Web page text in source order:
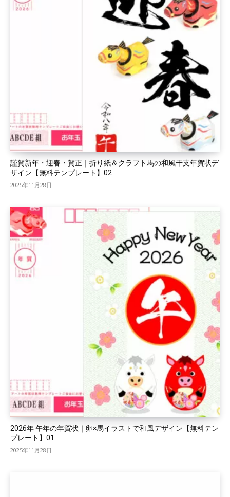
謹賀新年・迎春・賀正｜折り紙＆クラフト馬の和風干支年賀状デ
ザイン【無料テンプレート】02
2025年11月28日
2026年 午年の年賀状｜卵×馬イラストで和風デザイン【無料テン
プレート】01
2025年11月28日